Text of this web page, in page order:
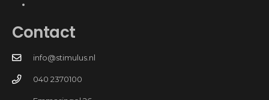
Contact
info@stimulus.nl
040 2370100